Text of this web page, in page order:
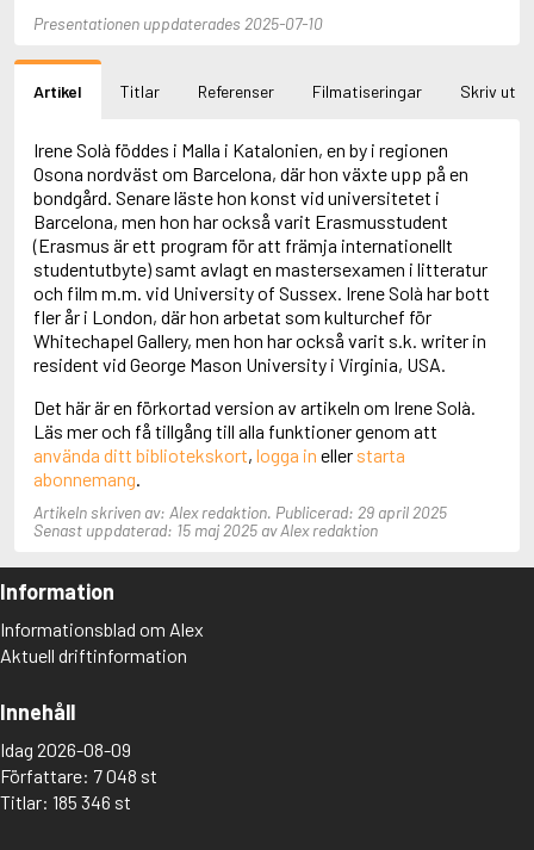
Abele, Inga
Aboulela, Leila
Abrahams, Peter (f. 1947)
Abrahamson, Emmy
Abse, Dannie
Abu-Jaber, Diana
Abulhawa, Susan
Aburas, Lone
Achebe, Chinua
Achmatova, Anna
Aciman, André
Ackebo, Lena
Ackroyd, Peter
Adam de la Halle
Adamov, Arthur
Adams, Douglas
Adams, Herbert
Adams, Jane
Adbåge, Lisen
Adelborg, Ottilia
Adichie, Chimamanda Ngozi
Adlerbeth, Gudmund Jöran
Adnan, Etel
Adolfsson, Eva
Adolfsson, Evert
Adolfsson, Gunnar
Presentationen uppdaterades 2025-07-10
Artikel Titlar Referenser Filmatiseringar Skriv ut
Irene Solà föddes i Malla i Katalonien, en by i regionen
Osona nordväst om Barcelona, där hon växte upp på en
bondgård. Senare läste hon konst vid universitetet i
Barcelona, men hon har också varit Erasmusstudent
(Erasmus är ett program för att främja internationellt
studentutbyte) samt avlagt en mastersexamen i litteratur
och film m.m. vid University of Sussex. Irene Solà har bott
fler år i London, där hon arbetat som kulturchef för
Whitechapel Gallery, men hon har också varit s.k. writer in
resident vid George Mason University i Virginia, USA.
Det här är en förkortad version av artikeln om Irene Solà.
Läs mer och få tillgång till alla funktioner genom att
använda ditt bibliotekskort, logga in eller starta
abonnemang.
Artikeln skriven av: Alex redaktion. Publicerad: 29 april 2025
Senast uppdaterad: 15 maj 2025 av Alex redaktion
Information
Informationsblad om Alex
Aktuell driftinformation
Innehåll
Idag 2026-08-09
Författare: 7 048 st
Titlar: 185 346 st